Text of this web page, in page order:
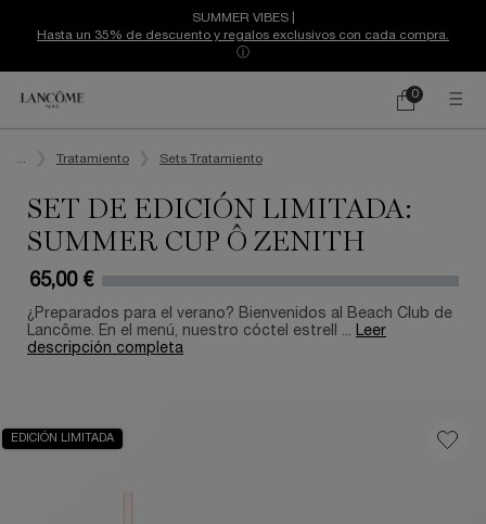
SUMMER VIBES |
Hasta un 35% de descuento y regalos exclusivos con cada compra.
ⓘ
Mi
0
0 producto
Tratamiento Sets Tratamiento
SET DE EDICIÓN LIMITADA:
SUMMER CUP Ô ZENITH
65,00 €
¿Preparados para el verano? Bienvenidos al Beach Club de
Lancôme. En el menú, nuestro cóctel estrell ... Leer
descripción completa
EDICIÓN LIMITADA